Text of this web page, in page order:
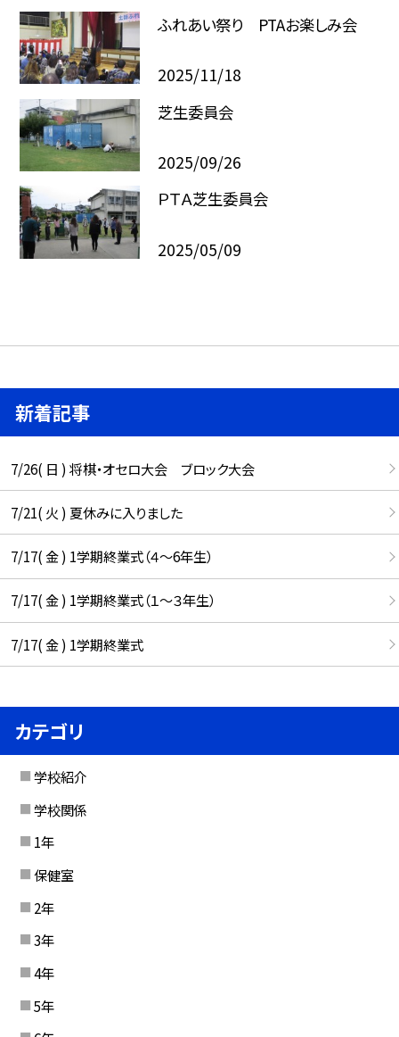
ふれあい祭り PTAお楽しみ会
2025/11/18
芝生委員会
2025/09/26
ＰＴＡ芝生委員会
2025/05/09
新着記事
7/26( 日 ) 将棋・オセロ大会 ブロック大会
7/21( 火 ) 夏休みに入りました
7/17( 金 ) 1学期終業式（４～6年生）
7/17( 金 ) 1学期終業式（１～３年生）
7/17( 金 ) 1学期終業式
カテゴリ
学校紹介
学校関係
1年
保健室
2年
3年
4年
5年